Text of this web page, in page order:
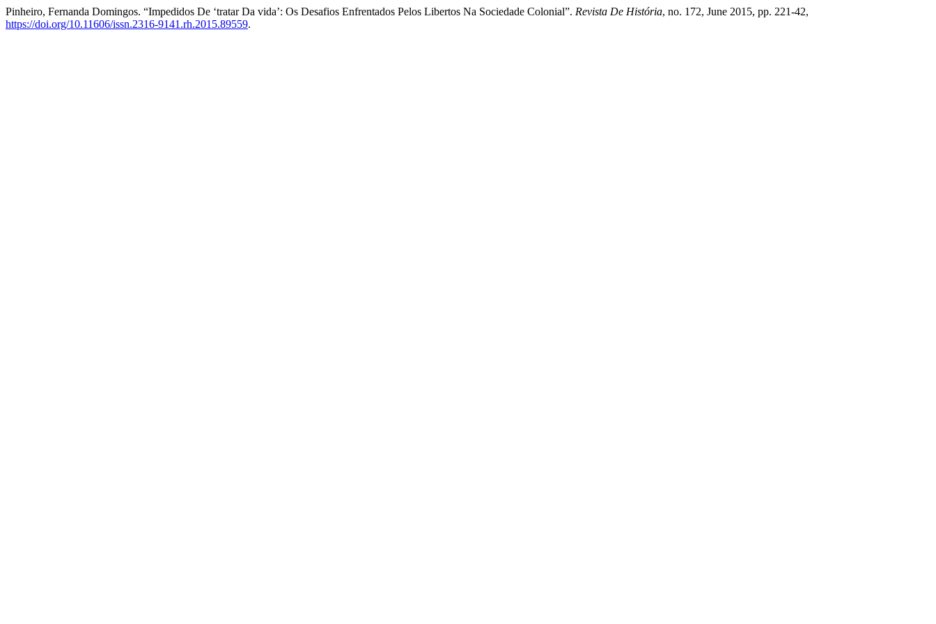
Pinheiro, Fernanda Domingos. “Impedidos De ‘tratar Da vida’: Os Desafios Enfrentados Pelos Libertos Na Sociedade Colonial”. Revista De História, no. 172, June 2015, pp. 221-42,
https://doi.org/10.11606/issn.2316-9141.rh.2015.89559.